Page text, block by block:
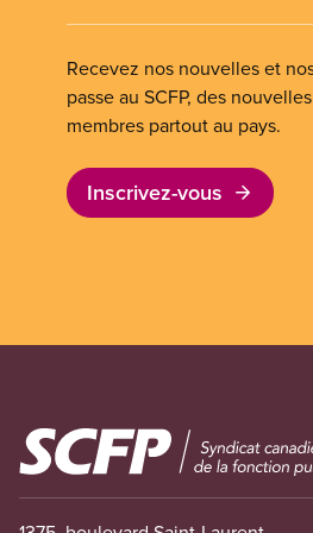
Recevez nos nouvelles et
passe au SCFP, des
membres partout au pays.
Inscrivez-vous
Image